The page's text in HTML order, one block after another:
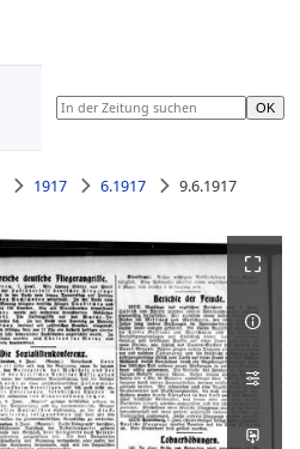
1917 6.1917 9.6.1917